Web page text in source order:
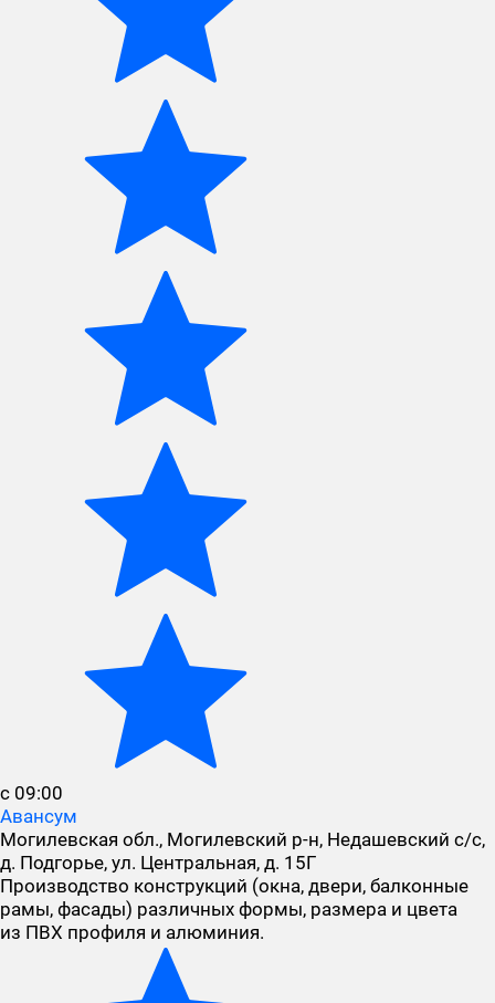
с 09:00
Авансум
Могилевская обл., Могилевский р-н, Недашевский с/с,
д. Подгорье, ул. Центральная, д. 15Г
Производство конструкций (окна, двери, балконные
рамы, фасады) различных формы, размера и цвета
из ПВХ профиля и алюминия.